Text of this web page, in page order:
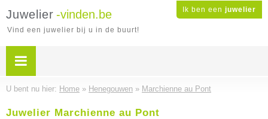
Ik ben een juwelier
Juwelier -vinden.be
Vind een juwelier bij u in de buurt!
U bent nu hier: Home » Henegouwen » Marchienne au Pont
Juwelier Marchienne au Pont